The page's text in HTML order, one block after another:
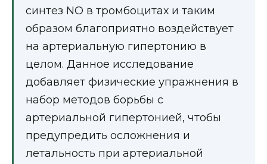
синтез NO в тромбоцитах и таким
образом благоприятно воздействует
на артериальную гипертонию в
целом. Данное исследование
добавляет физические упражнения в
набор методов борьбы с
артериальной гипертонией, чтобы
предупредить осложнения и
летальность при артериальной